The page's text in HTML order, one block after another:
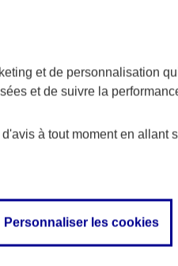
et de personnalisation
et de suivre la
à tout moment en allant
Personnaliser les cookies